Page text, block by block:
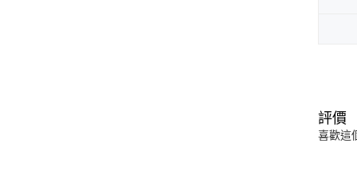
評價
喜歡這